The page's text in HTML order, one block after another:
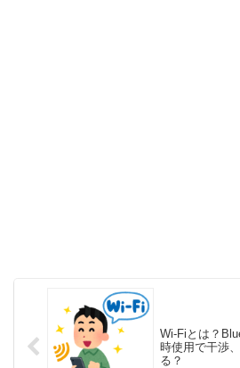
Wi-Fiとは？
時使用で干渉
る？